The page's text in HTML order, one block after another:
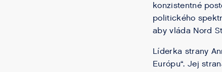
konzistentné
politického
aby vláda Nord
Líderka strany
Európu“. Jej